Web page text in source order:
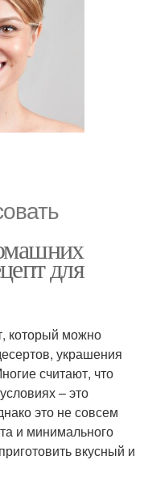
для
который можно
украшения
считают, что
– это
это не совсем
и минимального
вкусный и